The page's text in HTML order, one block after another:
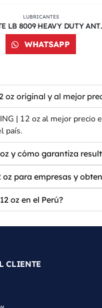
LUBRICANTES
LOCTITE LB
WHATSAPP
oz original y al mejor
| 12 oz al mejor
país.
oz y cómo garantiza
oz para empresas y
oz en el Perú?
CLIENTE